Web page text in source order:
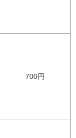
700円